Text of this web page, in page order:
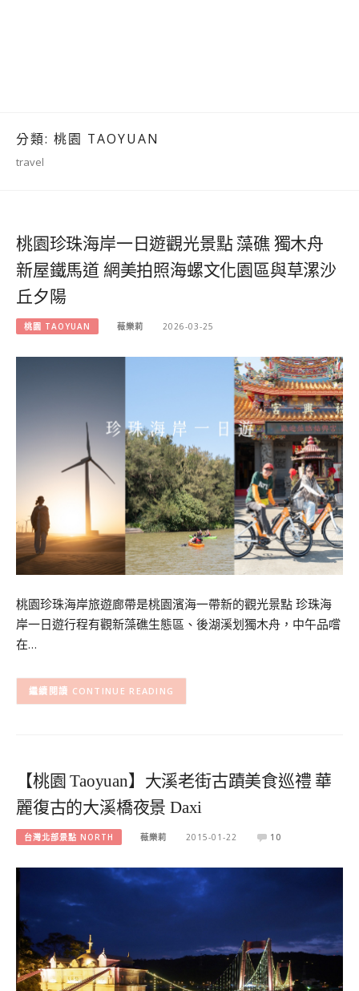
分類: 桃園 TAOYUAN
travel
桃園珍珠海岸一日遊觀光景點 藻礁 獨木舟
新屋鐵馬道 網美拍照海螺文化園區與草漯沙
丘夕陽
桃園 TAOYUAN 薇樂莉 2026-03-25
桃園珍珠海岸旅遊廊帶是桃園濱海一帶新的觀光景點 珍珠海
岸一日遊行程有觀新藻礁生態區、後湖溪划獨木舟，中午品嚐
在…
CONTINUE READING
【桃園 Taoyuan】大溪老街古蹟美食巡禮 華
麗復古的大溪橋夜景 Daxi
台灣北部景點 NORTH 薇樂莉 2015-01-22 10